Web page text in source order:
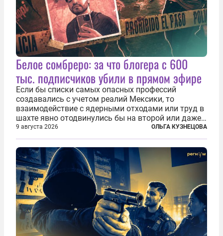
Белое сомбреро: за что блогера с 600
тыс. подписчиков убили в прямом эфире
Если бы списки самых опасных профессий
создавались с учетом реалий Мексики, то
взаимодействие с ядерными отходами или труд в
шахте явно отодвинулись бы на второй или даже
третий план. А вот блогерам, журналистам и
музыкантам пришлось бы выйти вперед. В
Кульякане, столице штата Синалоа, прямо во...
9 августа 2026 ОЛЬГА КУЗНЕЦОВА